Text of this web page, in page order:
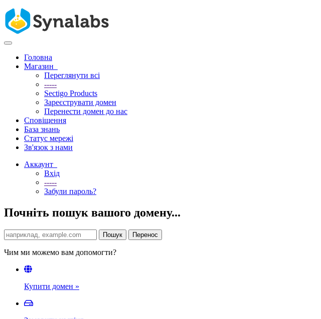
Переключити
навігаціюГоловна
Магазин
Переглянути всі
-----
Sectigo Products
Зареєструвати домен
Перенести домен до нас
Сповіщення
База знань
Статус мережі
Зв'язок з нами
Аккаунт
Вхід
-----
Забули пароль?
Почніть пошук вашого домену...
Чим ми можемо вам допомогти?
Купити домен »